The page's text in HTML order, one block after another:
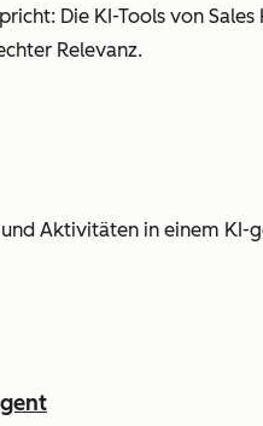
Die KI-Tools von
Relevanz.
Aktivitäten in einem KI-